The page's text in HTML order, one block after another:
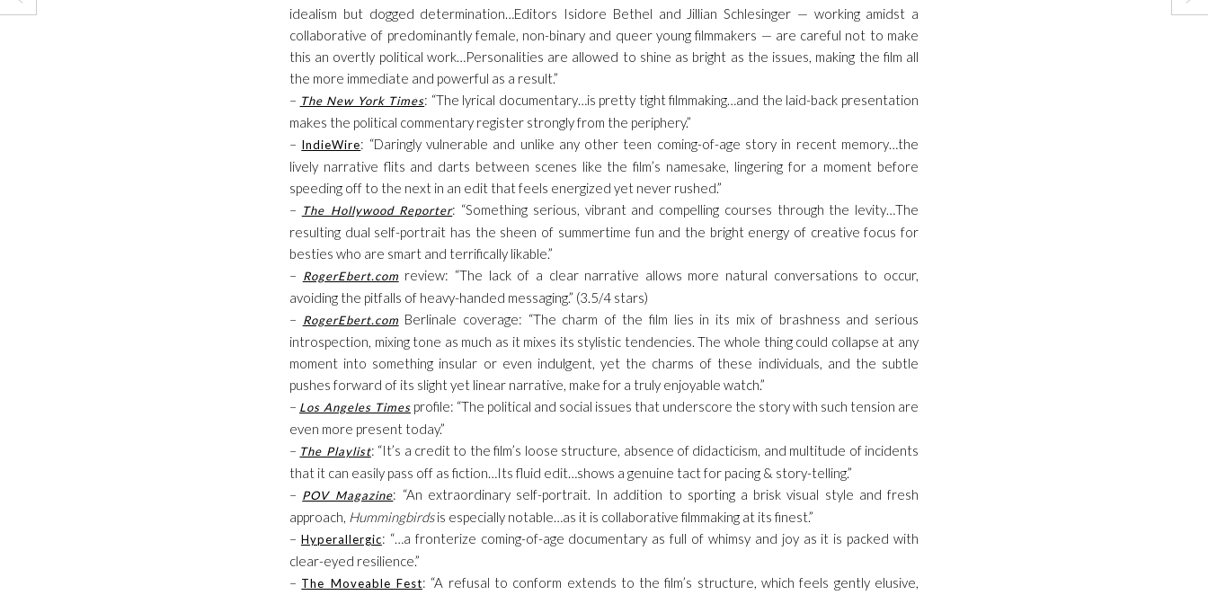
idealism but dogged determination…Editors Isidore Bethel and Jillian Schlesinger — working amidst a
collaborative of predominantly female, non-binary and queer young filmmakers — are careful not to make
this an overtly political work…Personalities are allowed to shine as bright as the issues, making the film all
the more immediate and powerful as a result.”
– The New York Times: “The lyrical documentary…is pretty tight filmmaking…and the laid-back presentation
makes the political commentary register strongly from the periphery.”
– IndieWire: “Daringly vulnerable and unlike any other teen coming-of-age story in recent memory…the
lively narrative flits and darts between scenes like the film’s namesake, lingering for a moment before
speeding off to the next in an edit that feels energized yet never rushed.”
– The Hollywood Reporter: “Something serious, vibrant and compelling courses through the levity…The
resulting dual self-portrait has the sheen of summertime fun and the bright energy of creative focus for
besties who are smart and terrifically likable.”
– RogerEbert.com review: “The lack of a clear narrative allows more natural conversations to occur,
avoiding the pitfalls of heavy-handed messaging.” (3.5/4 stars)
– RogerEbert.com Berlinale coverage: “The charm of the film lies in its mix of brashness and serious
introspection, mixing tone as much as it mixes its stylistic tendencies. The whole thing could collapse at any
moment into something insular or even indulgent, yet the charms of these individuals, and the subtle
pushes forward of its slight yet linear narrative, make for a truly enjoyable watch.”
– Los Angeles Times profile: “The political and social issues that underscore the story with such tension are
even more present today.”
– The Playlist: “It’s a credit to the film’s loose structure, absence of didacticism, and multitude of incidents
that it can easily pass off as fiction…Its fluid edit…shows a genuine tact for pacing & story-telling.”
– POV Magazine: “An extraordinary self-portrait. In addition to sporting a brisk visual style and fresh
approach, Hummingbirdsis especially notable…as it is collaborative filmmaking at its finest.”
– Hyperallergic: “…a fronterize coming-of-age documentary as full of whimsy and joy as it is packed with
clear-eyed resilience.”
– The Moveable Fest: “A refusal to conform extends to the film’s structure, which feels gently elusive,